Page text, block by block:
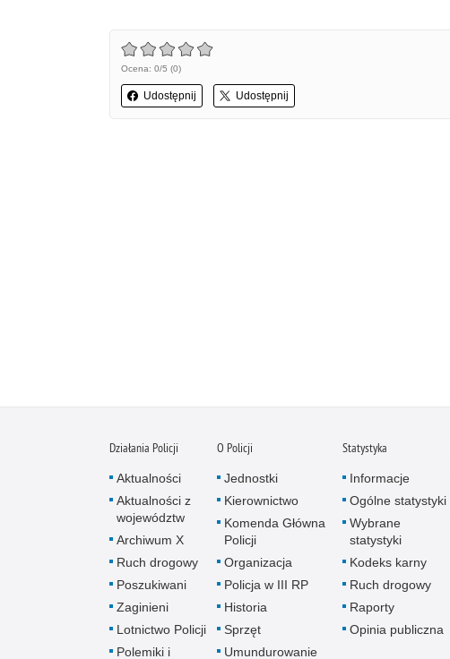
Ocena: 0/5 (0)
Udostępnij Udostępnij
Działania Policji
Aktualności
Aktualności z
województw
Archiwum X
Ruch drogowy
Poszukiwani
Zaginieni
Lotnictwo Policji
Polemiki i
O Policji
Jednostki
Kierownictwo
Komenda Główna
Policji
Organizacja
Policja w III RP
Historia
Sprzęt
Umundurowanie
Statystyka
Informacje
Ogólne statystyki
Wybrane
statystyki
Kodeks karny
Ruch drogowy
Raporty
Opinia publiczna